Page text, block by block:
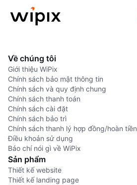
Sản phẩm
WiPix Landing page
WiPix Survey
WiPix Bio link
Bảng giá
Dự án
Hỏi Wi Team
Liên hệ
Về chúng tôi
Giới thiệu WiPix
Chính sách bảo mật thông tin
Chính sách và quy định chung
Chính sách thanh toán
Chính sách cài đặt
Chính sách bảo trì
Chính sách thanh lý hợp đồng/hoàn tiền
Điều khoản sử dụng
Báo chí nói gì về WiPix
Sản phẩm
Thiết kế website
Thiết kế landing page